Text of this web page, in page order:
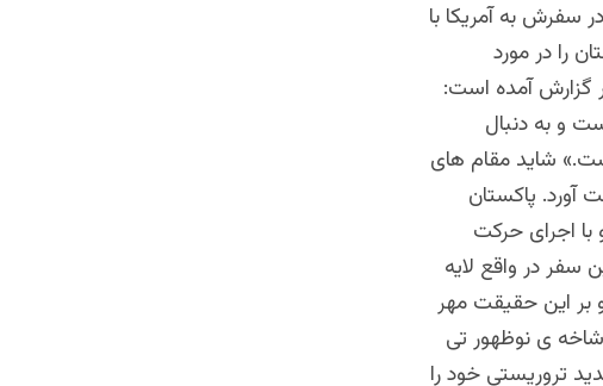
سفرش به آمریکا با
را در مورد
گزارش آمده است:
و به دنبال
شاید مقام های
آورد. پاکستان
و با اجرای حرکت
سفر در واقع لایه
بر این حقیقت مهر
ی نوظهور تی
تروریستی خود را